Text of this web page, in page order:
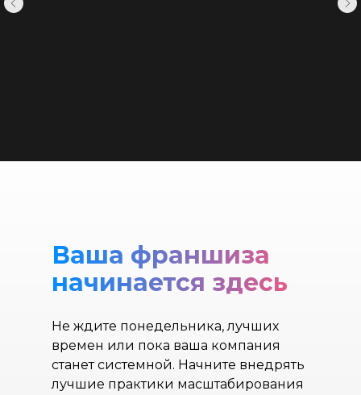
Не ждите понедельника, лучших
времен или пока ваша компания
станет системной. Начните внедрять
лучшие практики масштабирования
Ваша франшиза
начинается здесь